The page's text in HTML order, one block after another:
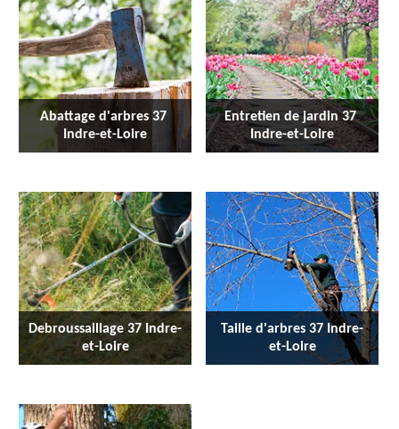
Abattage d'arbres 37
Indre-et-Loire
Entretien de jardin 37
Indre-et-Loire
Debroussaillage 37 Indre-
et-Loire
Taille d'arbres 37 Indre-
et-Loire